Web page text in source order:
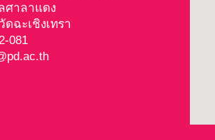
ศาลาแดง
ดฉะเชิงเทรา
081